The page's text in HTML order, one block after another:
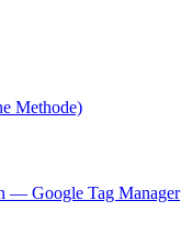
Methode)
— Google Tag Manager